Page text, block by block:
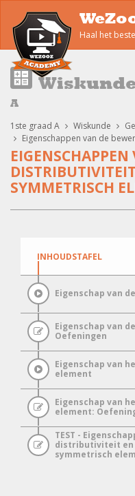
Haal het
A
1ste graad A Wiskunde
Eigenschappen van de
EIGENSCHAPPEN
SYMMETRISCH
INHOUDSTAFEL
Eigenschap van
Eigenschap van
Oefeningen
Eigenschap van
element
Eigenschap van
element:
TEST -
distributiviteit en
symmetrisch